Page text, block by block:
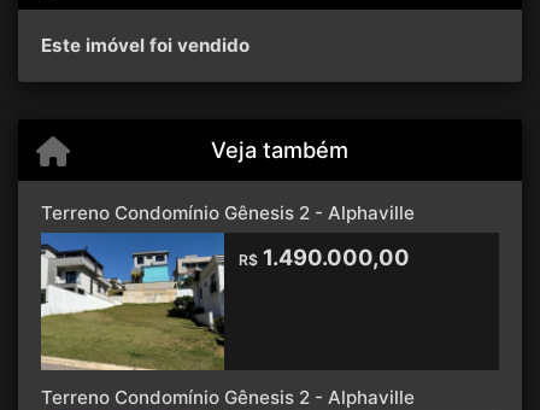
Este imóvel foi vendido
Veja também
Terreno Condomínio Gênesis 2 - Alphaville
R$ 1.490.000,00
Terreno Condomínio Gênesis 2 - Alphaville